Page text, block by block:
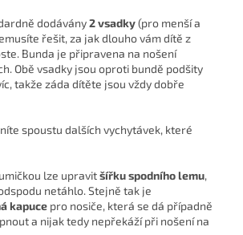
dodávány2 vsadky(pro menší a
řešit, za jak dlouho vám dítě z
Bunda je připravena na nošení
Obě vsadky jsou oproti bundě podšity
takže záda dítěte jsou vždy dobře
spoustu dalších vychytávek, které
lze upravitšířku spodního lemu,
netáhlo. Stejně tak je
kapuce pro nosiče, která se dá případně
a nijak tedy nepřekáží při nošení na